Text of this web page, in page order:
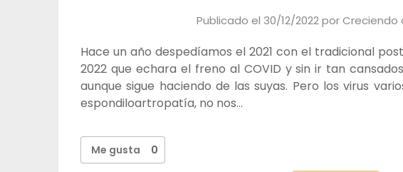
Publicado el 30/12/2022porCreciendo
Hace un año despedíamos el 2021 con el tradicional
2022 que echara el freno al COVID y sin ir tan
aunque sigue haciendo de las suyas. Pero los virus
espondiloartropatía, no nos…
Me gusta 0